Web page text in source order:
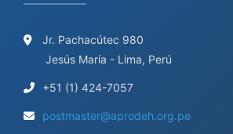
Jr. Pachacútec 980
Jesús María - Lima, Perú
+51 (1) 424-7057
postmaster@aprodeh.org.pe